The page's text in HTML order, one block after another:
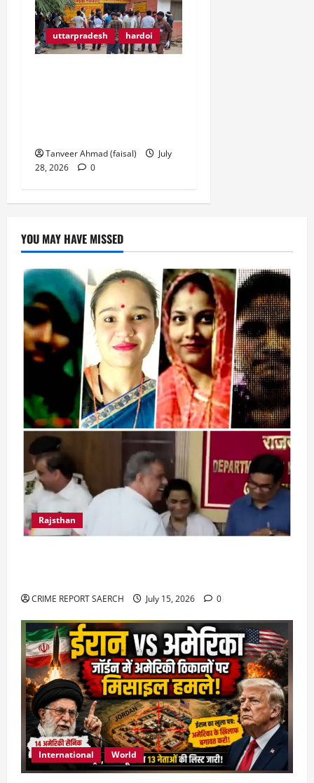
uttarpradesh hardoi
Tanveer Ahmad (faisal)
July
28, 2026
0
YOU MAY HAVE MISSED
Rajsthan
CRIME REPORT SAERCH July 15, 2026 0
International World